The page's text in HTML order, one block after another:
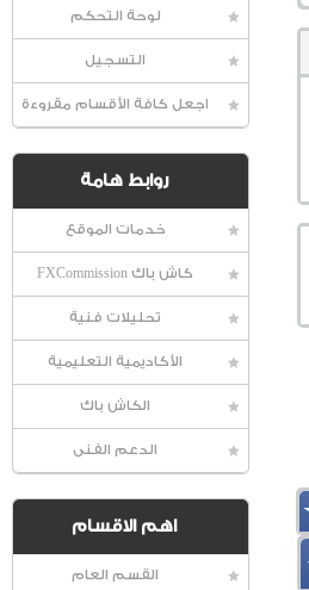
لوحة التحكم
التسجيل
اجعل كافة الأقسام مقروءة
روابط هامة
خدمات الموقع
كاش باك FXCommission
تحليلات فنية
الأكاديمية التعليمية
الكاش باك
الدعم الفنى
اهم الاقسام
القسم العام